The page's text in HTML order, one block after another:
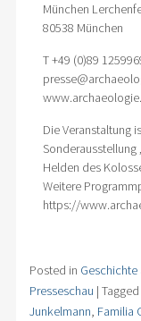
München
80538 München
T +49 (0)89
Die Veranstaltung
Sonderausstellung
Helden des
Weitere
https://
Posted in Geschichte
Presseschau | Tagged
Junkelmann, Familia